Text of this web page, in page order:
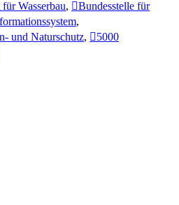
Wasserbau,
Bundesstelle für
,
und Naturschutz,
5000